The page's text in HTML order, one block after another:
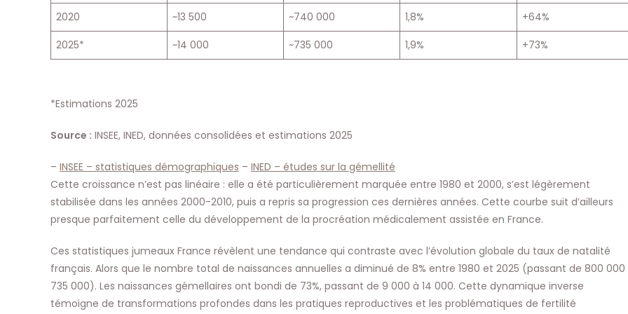
2020 ~13 500 ~740 000 1,8%
+64%
2025*
~14 000 ~735 000 1,9% +73%
*Estimations 2025
Source : INSEE, INED, données consolidées et estimations 2025
– INSEE – statistiques démographiques – INED – études sur la gémellité
Cette croissance n’est pas linéaire : elle a été particulièrement marquée entre 1980 et 2000, s’est légèrement
stabilisée dans les années 2000-2010, puis a repris sa progression ces dernières années. Cette courbe suit d’ailleurs
presque parfaitement celle du développement de la procréation médicalement assistée en France.
Ces statistiques jumeaux France révèlent une tendance qui contraste avec l’évolution globale du taux de natalité
français. Alors que le nombre total de naissances annuelles a diminué de 8% entre 1980 et 2025 (passant de 800 000
735 000). Les naissances gémellaires ont bondi de 73%, passant de 9 000 à 14 000. Cette dynamique inverse
témoigne de transformations profondes dans les pratiques reproductives et les problématiques de fertilité